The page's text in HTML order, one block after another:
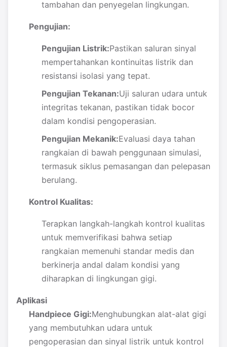
tambahan dan penyegelan lingkungan.
Pengujian:
Pengujian Listrik:Pastikan saluran sinyal
mempertahankan kontinuitas listrik dan
resistansi isolasi yang tepat.
Pengujian Tekanan:Uji saluran udara untuk
integritas tekanan, pastikan tidak bocor
dalam kondisi pengoperasian.
Pengujian Mekanik:Evaluasi daya tahan
rangkaian di bawah penggunaan simulasi,
termasuk siklus pemasangan dan pelepasan
berulang.
Kontrol Kualitas:
Terapkan langkah-langkah kontrol kualitas
untuk memverifikasi bahwa setiap
rangkaian memenuhi standar medis dan
berkinerja andal dalam kondisi yang
diharapkan di lingkungan gigi.
Aplikasi
Handpiece Gigi:Menghubungkan alat-alat gigi
yang membutuhkan udara untuk
pengoperasian dan sinyal listrik untuk kontrol